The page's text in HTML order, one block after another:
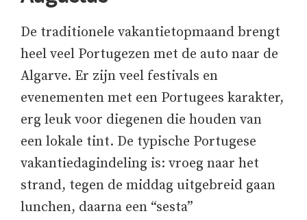
De traditionele vakantietopmaand brengt
heel veel Portugezen met de auto naar de
Algarve. Er zijn veel festivals en
evenementen met een Portugees karakter,
erg leuk voor diegenen die houden van
een lokale tint. De typische Portugese
vakantiedagindeling is: vroeg naar het
strand, tegen de middag uitgebreid gaan
lunchen, daarna een “sesta”